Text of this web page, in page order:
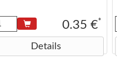
süße
Holunderbeeren
0.35 €*
Details